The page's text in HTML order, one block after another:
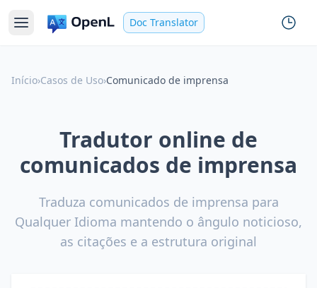
Doc Translator
Início›Casos de Uso›Comunicado de imprensa
Tradutor online de
comunicados de imprensa
Traduza comunicados de imprensa para
Qualquer Idioma mantendo o ângulo noticioso,
as citações e a estrutura original